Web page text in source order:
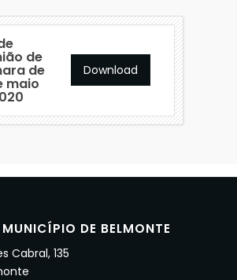
de
de
maio
Download
DE BELMONTE
Cabral, 135